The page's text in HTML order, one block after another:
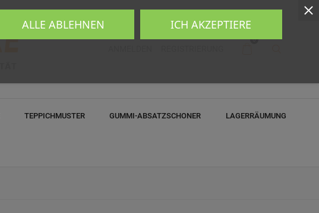
0
TEPPICHMUSTER GUMMI-ABSATZSCHONER LAGERRÄUMUNG
ALLE ABLEHNEN ICH AKZEPTIERE